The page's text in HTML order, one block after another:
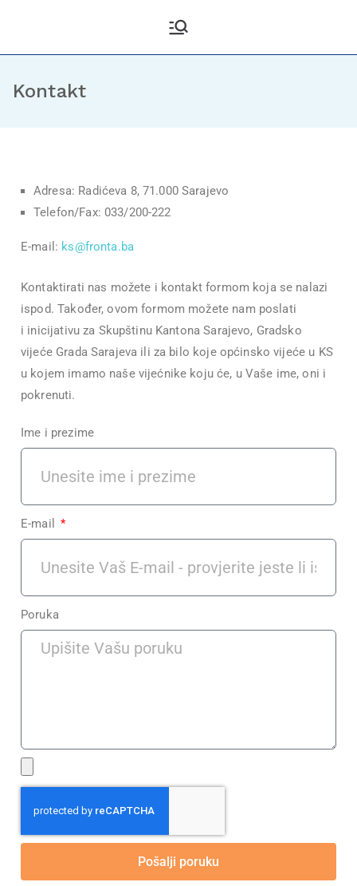
Kontakt
Adresa: Radićeva 8, 71.000 Sarajevo
Telefon/Fax: 033/200-222
E-mail: ks@fronta.ba
Kontaktirati nas možete i kontakt formom koja se nalazi
ispod. Također, ovom formom možete nam poslati
i inicijativu za Skupštinu Kantona Sarajevo, Gradsko
vijeće Grada Sarajeva ili za bilo koje općinsko vijeće u KS
u kojem imamo naše vijećnike koju će, u Vaše ime, oni i
pokrenuti.
Ime i prezime
E-mail
Poruka
Pošalji poruku